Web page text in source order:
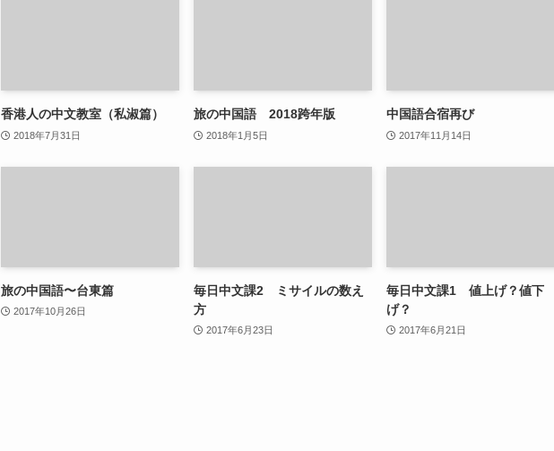
香港人の中文教室（私淑篇）
2018年7月31日
旅の中国語 2018跨年版
2018年1月5日
中国語合宿再び
2017年11月14日
旅の中国語〜台東篇
2017年10月26日
毎日中文課2 ミサイルの数え
方
2017年6月23日
毎日中文課1 値上げ？値下
げ？
2017年6月21日